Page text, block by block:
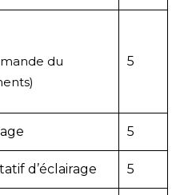
du
5
5
d’éclairage 5